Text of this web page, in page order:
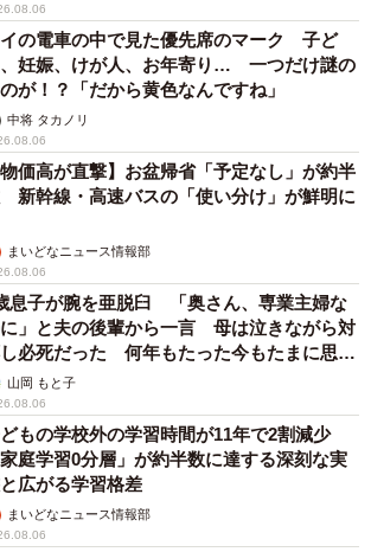
の電車の中で見た優先席のマーク 子ど
妊娠、けが人、お年寄り… 一つだけ謎の
が！？「だから黄色なんですね」
中将 タカノリ
物価高が直撃】お盆帰省「予定なし」が約半
新幹線・高速バスの「使い分け」が鮮明に
まいどなニュース情報部
息子が腕を亜脱臼 「奥さん、専業主婦な
」と夫の後輩から一言 母は泣きながら対
必死だった 何年もたった今もたまに思い
…
山岡 もと子
もの学校外の学習時間が11年で2割減少
家庭学習0分層」が約半数に達する深刻な実
広がる学習格差
まいどなニュース情報部